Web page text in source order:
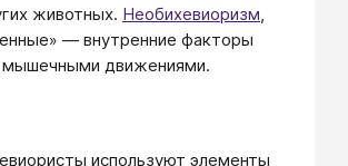
животных. Необихевиоризм,
— внутренние факторы
мышечными движениями.
используют элементы